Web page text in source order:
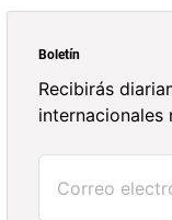
Boletín
Recibirás
internacionales